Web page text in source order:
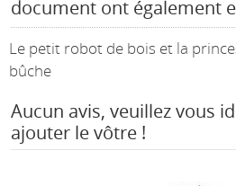
document ont également
Le petit robot de bois et la
bûche
Aucun avis, veuillez vous
ajouter le vôtre !